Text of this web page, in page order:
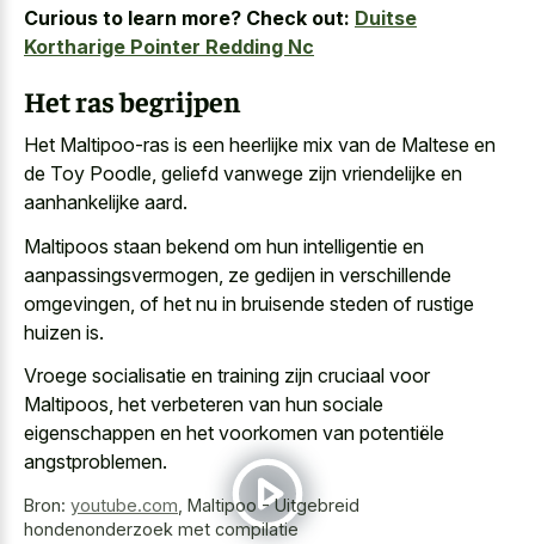
Curious to learn more? Check out: Duitse
Kortharige Pointer Redding Nc
Het ras begrijpen
Het Maltipoo-ras is een heerlijke mix van de Maltese en
de Toy Poodle, geliefd vanwege zijn vriendelijke en
aanhankelijke aard.
Maltipoos staan bekend om hun intelligentie en
aanpassingsvermogen, ze gedijen in verschillende
omgevingen, of het nu in bruisende steden of rustige
huizen is.
Vroege socialisatie en training zijn cruciaal voor
Maltipoos, het verbeteren van hun sociale
eigenschappen en het voorkomen van potentiële
angstproblemen.
Bron: youtube.com Maltipoo - Uitgebreid
hondenonderzoek met compilatie